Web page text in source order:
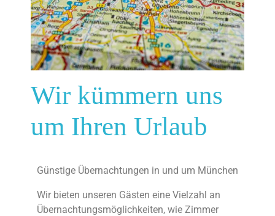
Wir kümmern uns
um Ihren Urlaub
Günstige Übernachtungen in und um München
Wir bieten unseren Gästen eine Vielzahl an
Übernachtungsmöglichkeiten, wie Zimmer